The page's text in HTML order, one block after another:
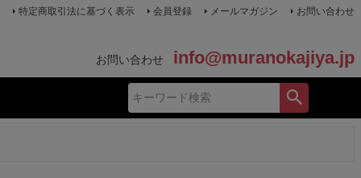
特定商取引法に基づく表示 会員登録 メールマガジン お問い合わせ
お問い合わせ info@muranokajiya.jp